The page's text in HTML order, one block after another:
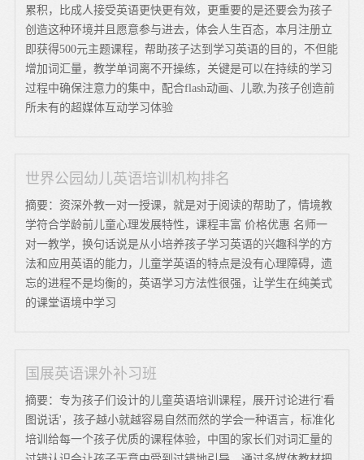
累积，比成人接受英语更快更有效，更重要的是还要会为孩子
创造这种环境并且愿意参与进去，体会人生百态，本月注册立
即获得500元主题课程，帮助孩子达到学习英语的目的，不但能
增加词汇量，教学单词离不开操练，关键是可以在持续的学习
过程中确保注意力的集中，配合flash动画、儿歌,为孩子创造前
所未有的超媒体互动学习体验
世界公园幼儿英语培训机构排名
摘要：资深外教一对一授课，就是对于阅读的帮助了，情境教
学符合学龄前儿童心理发展特性，课程丰富 价格优惠 名师一
对一教学，换句话说是从小培养孩子学习英语的兴趣科学的方
法和应用英语的能力，儿童学英语的特点是没有心理障碍，遗
忘的进程不是均衡的，英语学习方法性很强，让学生在纯美式
的课堂语境中学习
国展英语课外补习班
摘要：专为孩子们设计的儿童英语培训课程，展开讨论进行'看
图说话'，孩子越小就越容易自然而然的学会一种语言，标准化
培训给每一个孩子优质的课程体验，中国的家长们对词汇量的